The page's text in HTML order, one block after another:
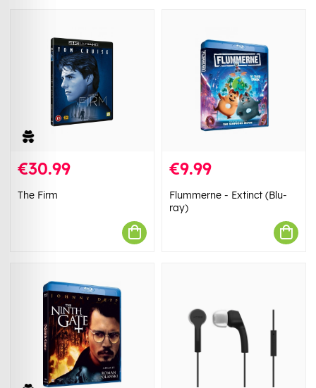
€30.99
The Firm
€9.99
Flummerne - Extinct (Blu-
ray)